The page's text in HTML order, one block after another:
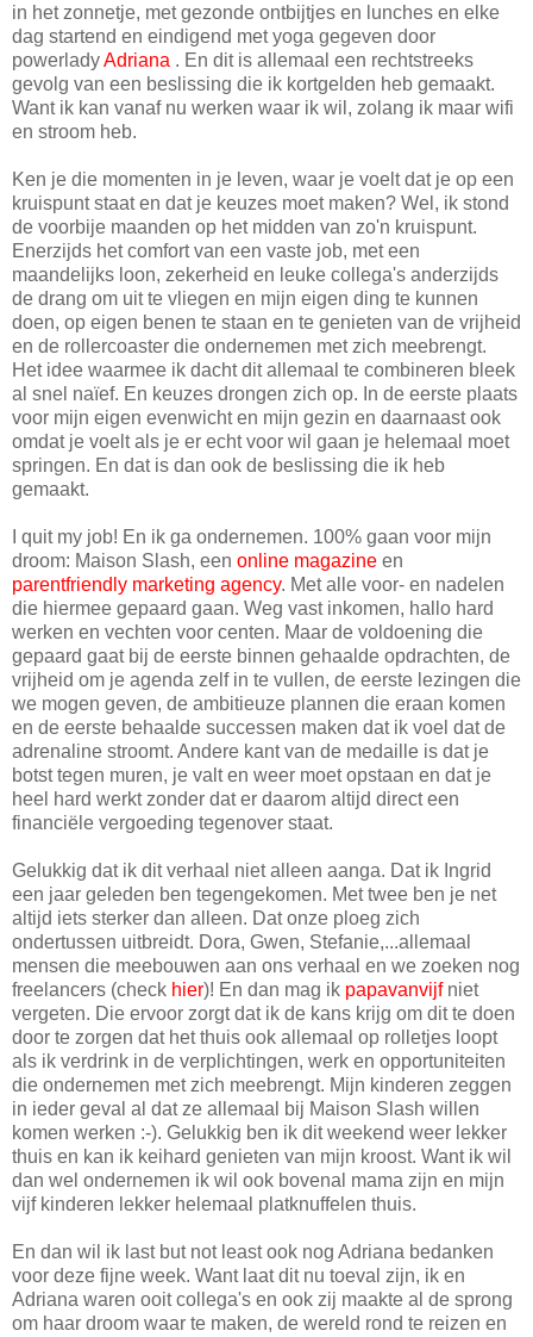
in het zonnetje, met gezonde ontbijtjes en lunches en elke
dag startend en eindigend met yoga gegeven door
powerladyAdriana . En dit is allemaal een rechtstreeks
gevolg van een beslissing die ik kortgelden heb gemaakt.
Want ik kan vanaf nu werken waar ik wil, zolang ik maar wifi
en stroom heb.
Ken je die momenten in je leven, waar je voelt dat je op een
kruispunt staat en dat je keuzes moet maken? Wel, ik stond
de voorbije maanden op het midden van zo'n kruispunt.
Enerzijds het comfort van een vaste job, met een
maandelijks loon, zekerheid en leuke collega's anderzijds
de drang om uit te vliegen en mijn eigen ding te kunnen
doen, op eigen benen te staan en te genieten van de vrijheid
en de rollercoaster die ondernemen met zich meebrengt.
Het idee waarmee ik dacht dit allemaal te combineren bleek
al snel naïef. En keuzes drongen zich op. In de eerste plaats
voor mijn eigen evenwicht en mijn gezin en daarnaast ook
omdat je voelt als je er echt voor wil gaan je helemaal moet
springen. En dat is dan ook de beslissing die ik heb
gemaakt.
I quit my job! En ik ga ondernemen. 100% gaan voor mijn
droom: Maison Slash, een online magazine en
parentfriendly marketing agency. Met alle voor- en nadelen
die hiermee gepaard gaan. Weg vast inkomen, hallo hard
werken en vechten voor centen. Maar de voldoening die
gepaard gaat bij de eerste binnen gehaalde opdrachten, de
vrijheid om je agenda zelf in te vullen, de eerste lezingen die
we mogen geven, de ambitieuze plannen die eraan komen
en de eerste behaalde successen maken dat ik voel dat de
adrenaline stroomt. Andere kant van de medaille is dat je
botst tegen muren, je valt en weer moet opstaan en dat je
heel hard werkt zonder dat er daarom altijd direct een
financiële vergoeding tegenover staat.
Gelukkig dat ik dit verhaal niet alleen aanga. Dat ik Ingrid
een jaar geleden ben tegengekomen. Met twee ben je net
altijd iets sterker dan alleen. Dat onze ploeg zich
ondertussen uitbreidt. Dora, Gwen, Stefanie,...allemaal
mensen die meebouwen aan ons verhaal en we zoeken nog
freelancers (check hier)! En dan mag ik papavanvijfniet
vergeten. Die ervoor zorgt dat ik de kans krijg om dit te doen
door te zorgen dat het thuis ook allemaal op rolletjes loopt
als ik verdrink in de verplichtingen, werk en opportuniteiten
die ondernemen met zich meebrengt. Mijn kinderen zeggen
in ieder geval al dat ze allemaal bij Maison Slash willen
komen werken :-). Gelukkig ben ik dit weekend weer lekker
thuis en kan ik keihard genieten van mijn kroost. Want ik wil
dan wel ondernemen ik wil ook bovenal mama zijn en mijn
vijf kinderen lekker helemaal platknuffelen thuis.
En dan wil ik last but not least ook nog Adriana bedanken
voor deze fijne week. Want laat dit nu toeval zijn, ik en
Adriana waren ooit collega's en ook zij maakte al de sprong
om haar droom waar te maken, de wereld rond te reizen en